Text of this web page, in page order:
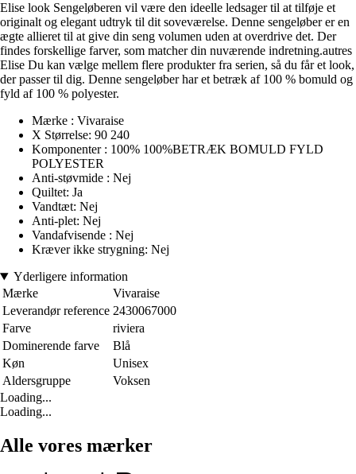
Elise look Sengeløberen vil være den ideelle ledsager til at tilføje et
originalt og elegant udtryk til dit soveværelse. Denne sengeløber er en
ægte allieret til at give din seng volumen uden at overdrive det. Der
findes forskellige farver, som matcher din nuværende indretning.autres
Elise Du kan vælge mellem flere produkter fra serien, så du får et look,
der passer til dig. Denne sengeløber har et betræk af 100 % bomuld og
fyld af 100 % polyester.
Mærke : Vivaraise
X Størrelse: 90 240
Komponenter : 100% 100%BETRÆK BOMULD FYLD
POLYESTER
Anti-støvmide : Nej
Quiltet: Ja
Vandtæt: Nej
Anti-plet: Nej
Vandafvisende : Nej
Kræver ikke strygning: Nej
Yderligere information
Mærke
Vivaraise
Leverandør reference 2430067000
Farve
riviera
Dominerende farve
Blå
Køn
Unisex
Aldersgruppe
Voksen
Loading...
Loading...
Alle vores mærker